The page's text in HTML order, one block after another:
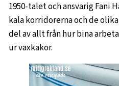
1950-talet och ansvarig Fani
kala korridorerna och de
del av allt från hur bina
ur vaxkakor.